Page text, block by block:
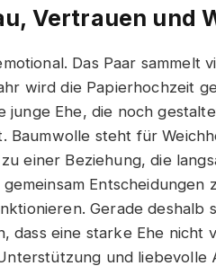
Vertrauen und
Das Paar sammelt
wird die Papierhochzeit
Ehe, die noch
steht für
einer Beziehung, die
Entscheidungen
Gerade deshalb
dass eine starke Ehe nicht
und liebevolle